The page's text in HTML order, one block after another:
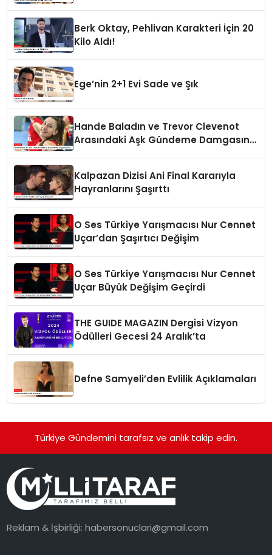
Berk Oktay, Pehlivan Karakteri İçin 20
Kilo Aldı!
Ege’nin 2+1 Evi Sade ve Şık
Hande Baladın ve Trevor Clevenot
Arasındaki Aşk Gündeme Damgasını
Kalpazan Dizisi Ani Final Kararıyla
Hayranlarını Şaşırttı
O Ses Türkiye Yarışmacısı Nur Cennet
Uçar’dan Şaşırtıcı Değişim
O Ses Türkiye Yarışmacısı Nur Cennet
Uçar Büyük Değişim Geçirdi
THE GUIDE MAGAZIN Dergisi Vizyon
Ödülleri Gecesi 24 Aralık’ta
Defne Samyeli’den Evlilik Açıklamaları
Türkiye Gündemini tarafsız ve anlık takip edin.
Reklam & İşbirliği:habersonuclari@gmail.com